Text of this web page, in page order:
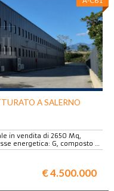
A SALERNO
in vendita di 2650 Mq,
energetica: G, composto …
€ 4.500.000